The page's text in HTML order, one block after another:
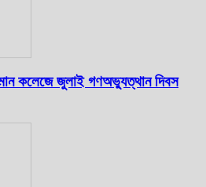
কলেজে জুলাই গণঅভ্যুত্থান দিবস